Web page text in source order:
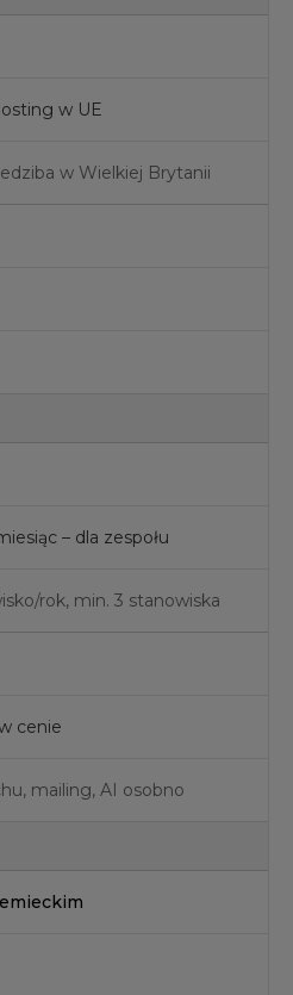
w UE
w Wielkiej Brytanii
– dla zespołu
rok, min. 3 stanowiska
cenie
mailing, AI osobno